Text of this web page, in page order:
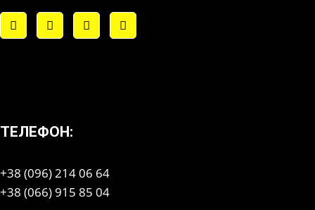
ТЕЛЕФОН:
+38 (096) 214 06 64
+38 (066) 915 85 04